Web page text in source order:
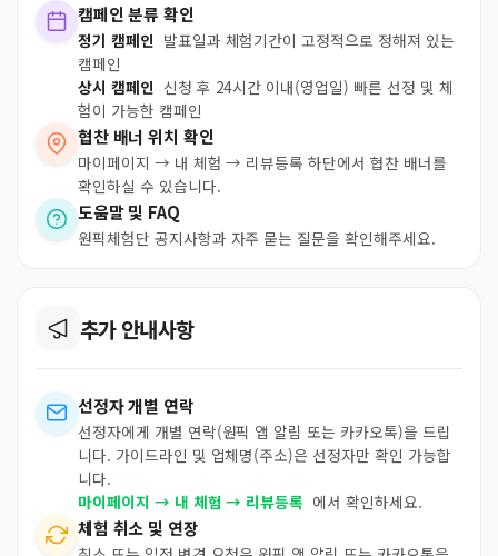
캠페인 분류 확인
정기 캠페인 발표일과 체험기간이 고정적으로 정해져 있는
캠페인
상시 캠페인 신청 후 24시간 이내(영업일) 빠른 선정 및 체
험이 가능한 캠페인
협찬 배너 위치 확인
마이페이지 → 내 체험 → 리뷰등록 하단에서 협찬 배너를
확인하실 수 있습니다.
도움말 및 FAQ
원픽체험단 공지사항과 자주 묻는 질문을 확인해주세요.
추가 안내사항
선정자 개별 연락
선정자에게 개별 연락(원픽 앱 알림 또는 카카오톡)을 드립
니다. 가이드라인 및 업체명(주소)은 선정자만 확인 가능합
니다.
마이페이지 → 내 체험 → 리뷰등록 에서 확인하세요.
체험 취소 및 연장